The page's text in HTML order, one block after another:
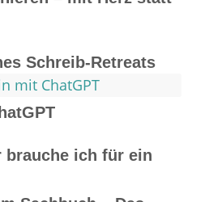
Schreib-Retreats
brauche ich für ein